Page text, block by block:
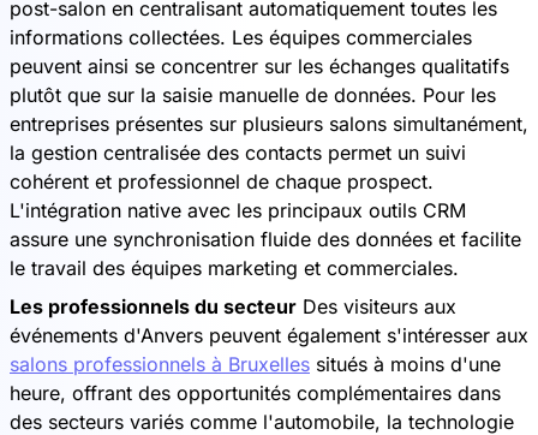
post-salon en centralisant automatiquement toutes les
informations collectées. Les équipes commerciales
peuvent ainsi se concentrer sur les échanges qualitatifs
plutôt que sur la saisie manuelle de données. Pour les
entreprises présentes sur plusieurs salons simultanément,
la gestion centralisée des contacts permet un suivi
cohérent et professionnel de chaque prospect.
L'intégration native avec les principaux outils CRM
assure une synchronisation fluide des données et facilite
le travail des équipes marketing et commerciales.
Les professionnels du secteur Des visiteurs aux
événements d'Anvers peuvent également s'intéresser aux
salons professionnels à Bruxelles situés à moins d'une
heure, offrant des opportunités complémentaires dans
des secteurs variés comme l'automobile, la technologie